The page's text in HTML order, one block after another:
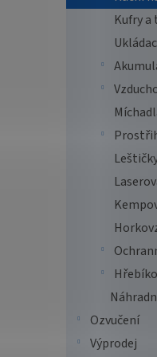
Kufry a
Ozvučení
Výprodej